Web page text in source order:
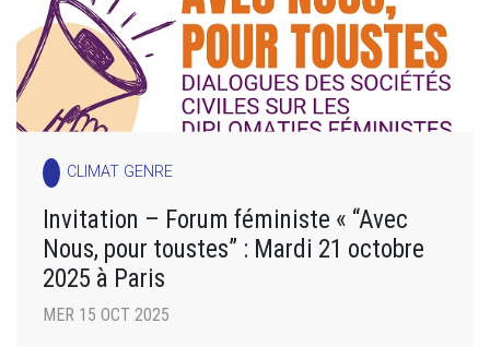
CLIMAT GENRE
Invitation – Forum féministe « “Avec
Nous, pour toustes” : Mardi 21 octobre
2025 à Paris
MER 15 OCT 2025